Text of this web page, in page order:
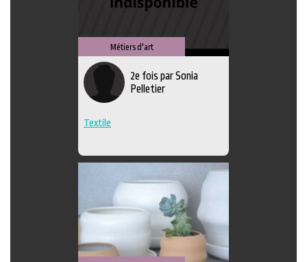
Métiers d'art
2e fois par Sonia
Pelletier
Textile